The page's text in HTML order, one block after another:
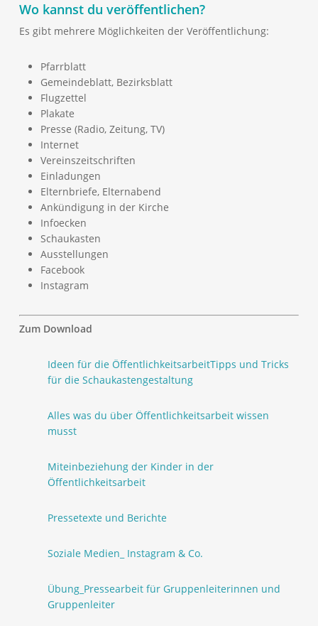
Wo kannst du veröffentlichen?
Es gibt mehrere Möglichkeiten der Veröffentlichung:
Pfarrblatt
Gemeindeblatt, Bezirksblatt
Flugzettel
Plakate
Presse (Radio, Zeitung, TV)
Internet
Vereinszeitschriften
Einladungen
Elternbriefe, Elternabend
Ankündigung in der Kirche
Infoecken
Schaukasten
Ausstellungen
Facebook
Instagram
Zum Download
Ideen für die ÖffentlichkeitsarbeitTipps und Tricks
für die Schaukastengestaltung
Alles was du über Öffentlichkeitsarbeit wissen
musst
Miteinbeziehung der Kinder in der
Öffentlichkeitsarbeit
Pressetexte und Berichte
Soziale Medien_ Instagram & Co.
Übung_Pressearbeit für Gruppenleiterinnen und
Gruppenleiter